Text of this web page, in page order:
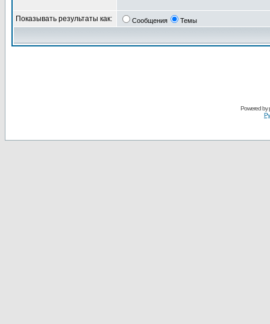
Показывать результаты как: Сообщения Темы
Powered by